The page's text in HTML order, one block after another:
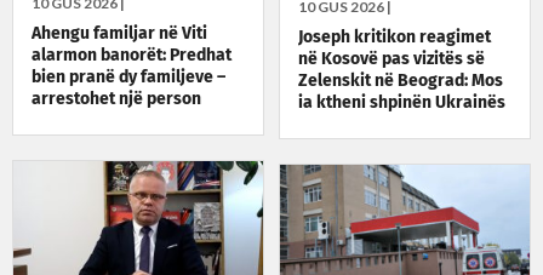
Ahengu familjar në Viti
alarmon banorët: Predhat
bien pranë dy familjeve –
arrestohet një person
10 GUS 2026 |
Joseph kritikon reagimet
në Kosovë pas vizitës së
Zelenskit në Beograd: Mos
ia ktheni shpinën Ukrainës